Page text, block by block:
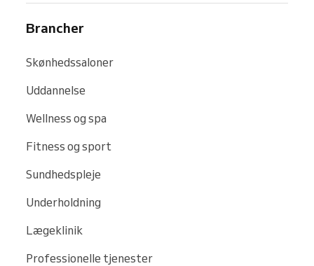
Brancher
Skønhedssaloner
Uddannelse
Wellness og spa
Fitness og sport
Sundhedspleje
Underholdning
Lægeklinik
Professionelle tjenester